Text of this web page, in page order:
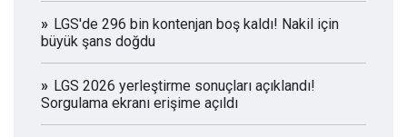
LGS'de 296 bin kontenjan boş kaldı! Nakil için
büyük şans doğdu
LGS 2026 yerleştirme sonuçları açıklandı!
Sorgulama ekranı erişime açıldı